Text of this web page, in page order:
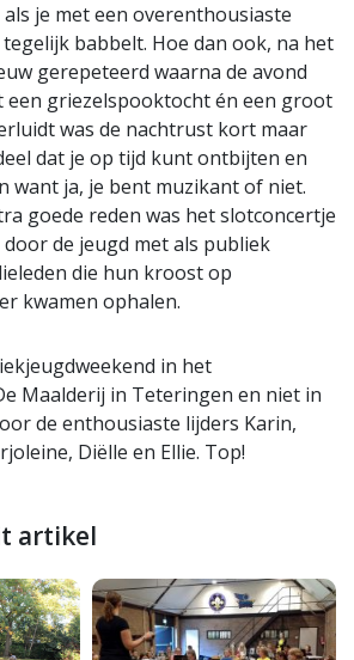
je met een overenthousiaste
babbelt. Hoe dan ook, na het
gerepeteerd waarna de avond
een griezelspooktocht én een groot
was de nachtrust kort maar
dat je op tijd kunt ontbijten en
want ja, je bent muzikant of niet.
goede reden was het slotconcertje
de jeugd met als publiek
die hun kroost op
kwamen ophalen.
in het
Maalderij in Teteringen en niet in
de enthousiaste lijders Karin,
Diëlle en Ellie. Top!
artikel